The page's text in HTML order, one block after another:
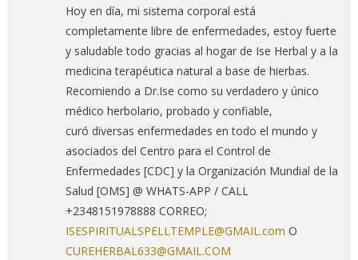
Hoy en día, mi sistema corporal está
completamente libre de enfermedades, estoy fuerte
y saludable todo gracias al hogar de Ise Herbal y a la
medicina terapéutica natural a base de hierbas.
Recomiendo a Dr.Ise como su verdadero y único
médico herbolario, probado y confiable,
curó diversas enfermedades en todo el mundo y
asociados del Centro para el Control de
Enfermedades [CDC] y la Organización Mundial de la
Salud [OMS] @ WHATS-APP / CALL
+2348151978888 CORREO;
ISESPIRITUALSPELLTEMPLE@GMAIL.com O
CUREHERBAL633@GMAIL.COM